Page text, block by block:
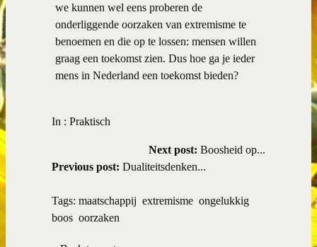
we kunnen wel eens proberen de
onderliggende oorzaken van extremisme te
benoemen en die op te lossen: mensen willen
graag een toekomst zien. Dus hoe ga je ieder
mens in Nederland een toekomst bieden?
In : Praktisch
Next post: Boosheid op...
Previous post: Dualiteitsdenken...
Tags: maatschappij extremisme ongelukkig
boos oorzaken